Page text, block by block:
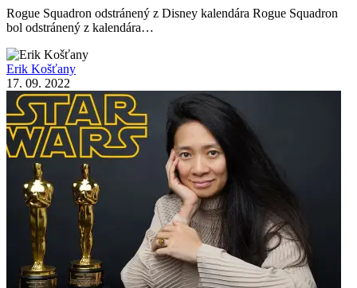
Rogue Squadron odstránený z Disney kalendára Rogue Squadron
bol odstránený z kalendára…
Erik Košťany
17. 09. 2022